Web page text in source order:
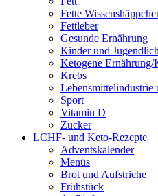
Fette
Fettleber
Gesunde Ernährung
Kinder und
Ketogene Ernährung/
Krebs
Lebensmittelindustrie
Sport
Vitamin D
Zucker
LCHF- und Keto-Rezepte
Adventskalender
Menüs
Brot und Aufstriche
Frühstück